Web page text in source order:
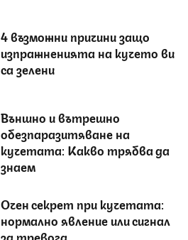
4 възможни причини защо
изпражненията на кучето ви
са зелени
Външно и вътрешно
обезпаразитяване на
кучетата: Какво трябва да
знаем
Очен секрет при кучетата:
нормално явление или сигнал
за тревога